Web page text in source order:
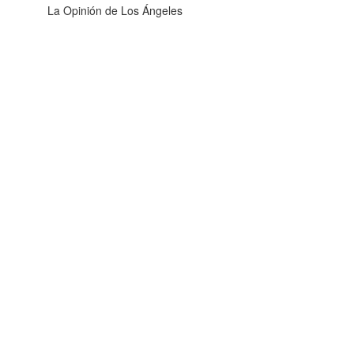
La Opinión de Los Ángeles